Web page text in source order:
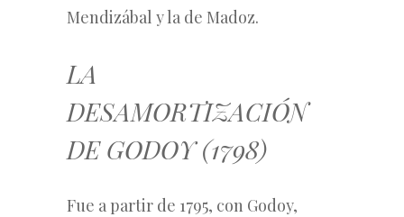
Mendizábal y la de Madoz.
LA
DESAMORTIZACIÓN
DE GODOY (1798)
Fue a partir de 1795, con Godoy,